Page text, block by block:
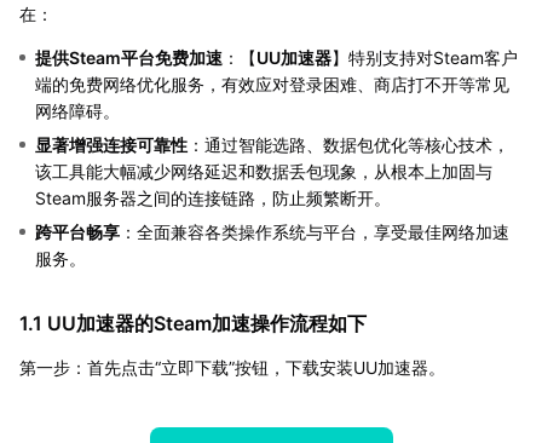
在：
提供Steam平台免费加速 ：【UU加速器】特别支持对Steam客户
端的免费网络优化服务，有效应对登录困难、商店打不开等常见
网络障碍。
显著增强连接可靠性 ：通过智能选路、数据包优化等核心技术，
该工具能大幅减少网络延迟和数据丢包现象，从根本上加固与
Steam服务器之间的连接链路，防止频繁断开。
跨平台畅享 ：全面兼容各类操作系统与平台，享受最佳网络加速
服务。
1.1 UU加速器的Steam加速操作流程如下
第一步：首先点击“立即下载”按钮，下载安装UU加速器。